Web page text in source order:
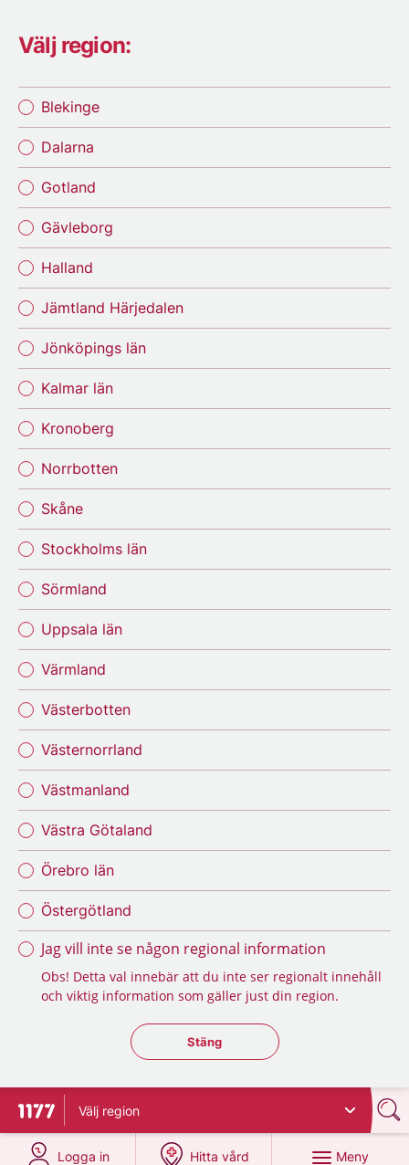
Välj region:
Blekinge
Dalarna
Gotland
Gävleborg
Halland
Jämtland Härjedalen
Jönköpings län
Kalmar län
Kronoberg
Norrbotten
Skåne
Stockholms län
Sörmland
Uppsala län
Värmland
Västerbotten
Västernorrland
Västmanland
Västra Götaland
Örebro län
Östergötland
Jag vill inte se någon regional information
Obs! Detta val innebär att du inte ser regionalt innehåll
och viktig information som gäller just din region.
Stäng regionsväljaren
Stäng
Till startsidan för 1177
Välj region
Logga in
på 1177.se
Hitta vård
på 1177.se
Meny